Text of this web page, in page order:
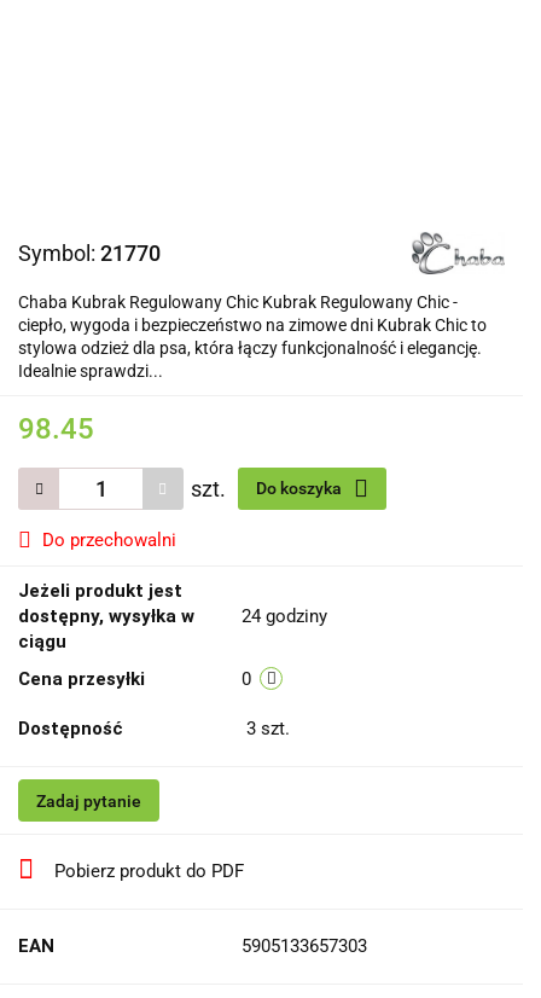
Symbol: 21770
Chaba Kubrak Regulowany Chic Kubrak Regulowany Chic -
ciepło, wygoda i bezpieczeństwo na zimowe dni Kubrak Chic to
stylowa odzież dla psa, która łączy funkcjonalność i elegancję.
Idealnie sprawdzi...
98.45
szt. Do koszyka
Do przechowalni
Jeżeli produkt jest
dostępny, wysyłka w
ciągu
24 godziny
Cena przesyłki 0
Dostępność 3 szt.
Zadaj pytanie
Pobierz produkt do PDF
EAN 5905133657303